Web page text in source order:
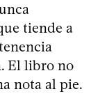
tiende a
El libro no
nota al pie.